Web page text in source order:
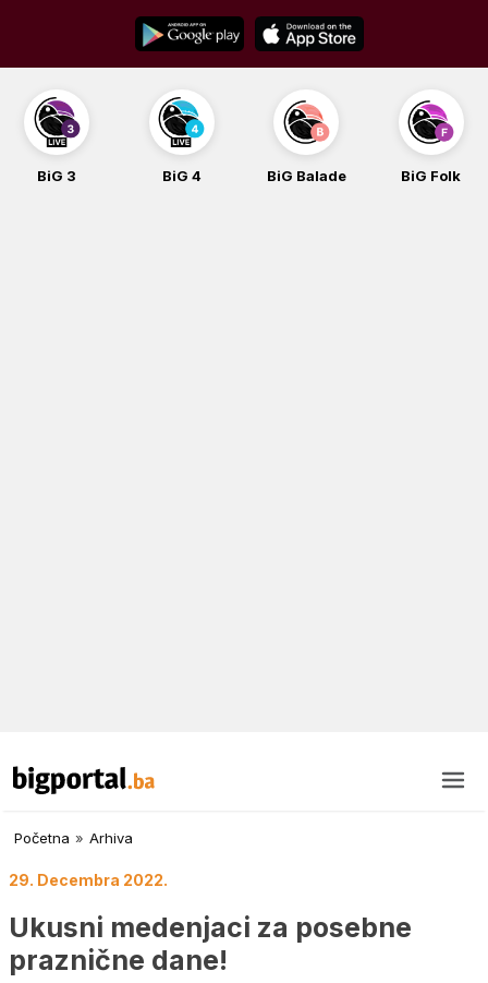
content
BiG 3 BiG 4 BiG Balade BiG Folk
Početna » Arhiva
29. Decembra 2022.
Ukusni medenjaci za posebne
praznične dane!